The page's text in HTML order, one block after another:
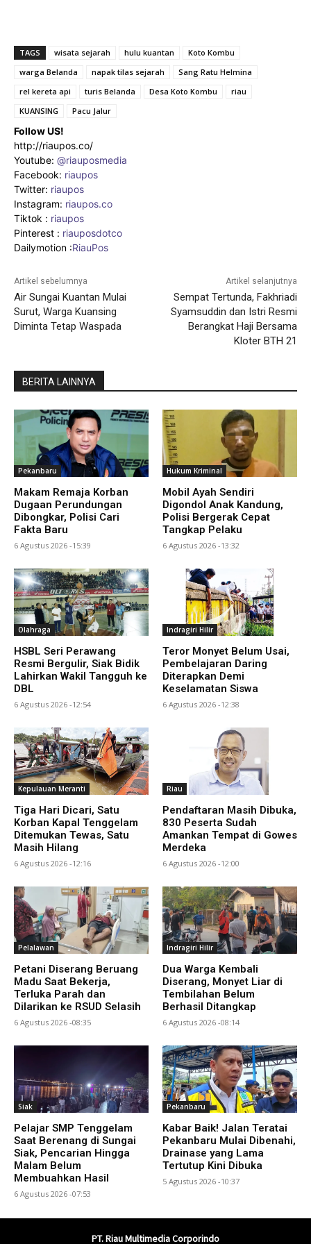
TAGS wisata sejarah hulu kuantan
Koto Kombu
warga Belanda
napak tilas sejarah
Sang Ratu Helmina
rel kereta api
turis Belanda Desa Koto Kombu
riau
KUANSING
Pacu Jalur
Follow US!
http://riaupos.co/
Youtube: @riauposmedia
Facebook: riaupos
Twitter: riaupos
Instagram: riaupos.co
Tiktok : riaupos
Pinterest : riauposdotco
Dailymotion :RiauPos
Artikel sebelumnya
Air Sungai Kuantan Mulai
Surut, Warga Kuansing
Diminta Tetap Waspada
Artikel selanjutnya
Sempat Tertunda, Fakhriadi
Syamsuddin dan Istri Resmi
Berangkat Haji Bersama
Kloter BTH 21
BERITA LAINNYA
Pekanbaru
Makam Remaja Korban
Dugaan Perundungan
Dibongkar, Polisi Cari
Fakta Baru
6 Agustus 2026 -15:39
Hukum Kriminal
Mobil Ayah Sendiri
Digondol Anak Kandung,
Polisi Bergerak Cepat
Tangkap Pelaku
6 Agustus 2026 -13:32
Olahraga
HSBL Seri Perawang
Resmi Bergulir, Siak Bidik
Lahirkan Wakil Tangguh ke
DBL
6 Agustus 2026 -12:54
Indragiri Hilir
Teror Monyet Belum Usai,
Pembelajaran Daring
Diterapkan Demi
Keselamatan Siswa
6 Agustus 2026 -12:38
Kepulauan Meranti
Tiga Hari Dicari, Satu
Korban Kapal Tenggelam
Ditemukan Tewas, Satu
Masih Hilang
6 Agustus 2026 -12:16
Riau
Pendaftaran Masih Dibuka,
830 Peserta Sudah
Amankan Tempat di Gowes
Merdeka
6 Agustus 2026 -12:00
Pelalawan
Petani Diserang Beruang
Madu Saat Bekerja,
Terluka Parah dan
Dilarikan ke RSUD Selasih
6 Agustus 2026 -08:35
Indragiri Hilir
Dua Warga Kembali
Diserang, Monyet Liar di
Tembilahan Belum
Berhasil Ditangkap
6 Agustus 2026 -08:14
Siak
Pelajar SMP Tenggelam
Saat Berenang di Sungai
Siak, Pencarian Hingga
Malam Belum
Membuahkan Hasil
6 Agustus 2026 -07:53
Pekanbaru
Kabar Baik! Jalan Teratai
Pekanbaru Mulai Dibenahi,
Drainase yang Lama
Tertutup Kini Dibuka
5 Agustus 2026 -10:37
PT. Riau Multimedia Corporindo